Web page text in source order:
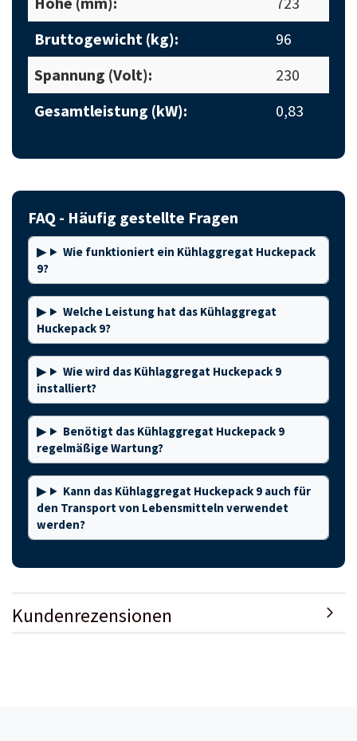
Bruttogewicht (kg):
96
Spannung (Volt):
230
Gesamtleistung (kW):
0,83
FAQ - Häufig gestellte Fragen
Wie funktioniert ein Kühlaggregat Huckepack
9?
Welche Leistung hat das Kühlaggregat
Huckepack 9?
Wie wird das Kühlaggregat Huckepack 9
installiert?
Benötigt das Kühlaggregat Huckepack 9
regelmäßige Wartung?
Kann das Kühlaggregat Huckepack 9 auch für
den Transport von Lebensmitteln verwendet
werden?
Kundenrezensionen